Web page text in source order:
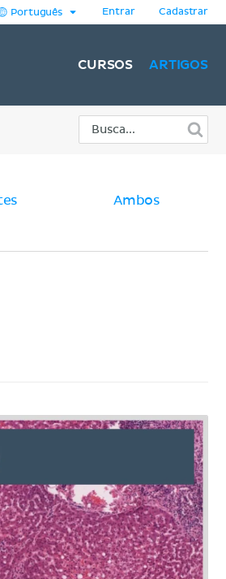
Português Entrar Cadastrar
CURSOS ARTIGOS
Ambos